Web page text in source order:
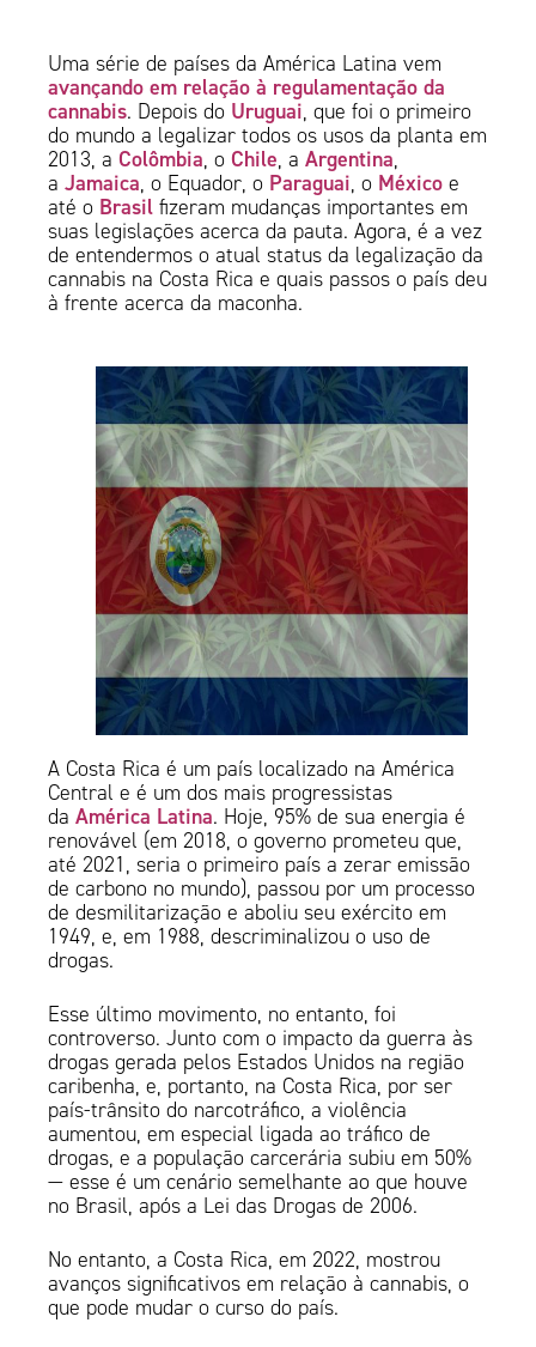
Uma série de países da América Latina vem
avançando em relação à regulamentação da
cannabis. Depois do Uruguai, que foi o primeiro
do mundo a legalizar todos os usos da planta em
2013, aColômbia, oChile, aArgentina,
aJamaica, o Equador, o Paraguai, o México e
até o Brasil fizeram mudanças importantes em
suas legislações acerca da pauta. Agora, é a vez
de entendermos o atual status da legalização da
cannabis na Costa Rica e quais passos o país deu
à frente acerca da maconha.
A Costa Rica é um país localizado na América
Central e é um dos mais progressistas
daAmérica Latina. Hoje, 95% de sua energia é
renovável (em 2018, o governo prometeu que,
até 2021, seria o primeiro país a zerar emissão
de carbono no mundo), passou por um processo
de desmilitarização e aboliu seu exército em
1949, e, em 1988, descriminalizou o uso de
drogas.
Esse último movimento, no entanto, foi
controverso. Junto com o impacto da guerra às
drogas gerada pelos Estados Unidos na região
caribenha, e, portanto, na Costa Rica, por ser
país-trânsito do narcotráfico, a violência
aumentou, em especial ligada ao tráfico de
drogas, e a população carcerária subiu em 50%
— esse é um cenário semelhante ao que houve
no Brasil, após a Lei das Drogas de 2006.
No entanto, a Costa Rica, em 2022, mostrou
avanços significativos em relação à cannabis, o
que pode mudar o curso do país.